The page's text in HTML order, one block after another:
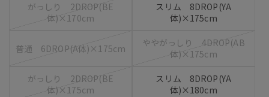
がっしり 2DROP(BE
体)×170cm
スリム 8DROP(YA
体)×175cm
普通 6DROP(A体)×175cm
ややがっしり 4DROP(AB
体)×175cm
がっしり 2DROP(BE
体)×175cm
スリム 8DROP(YA
体)×180cm